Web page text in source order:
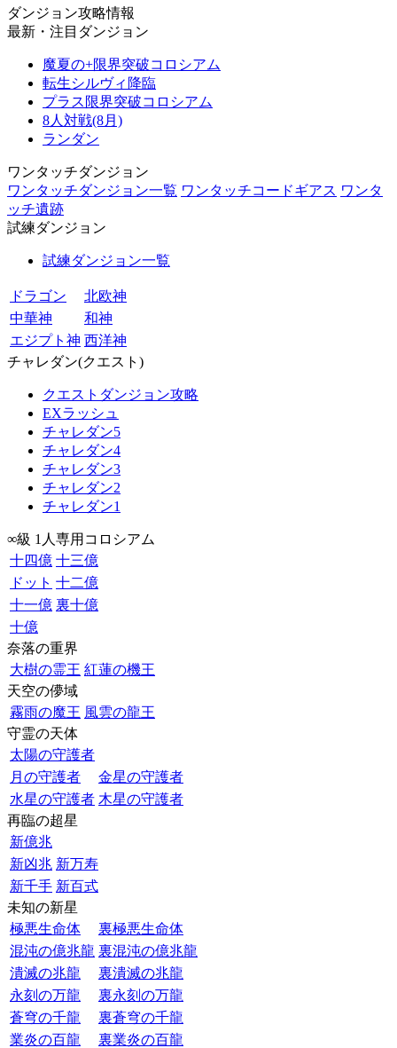
ダンジョン攻略情報
最新・注目ダンジョン
魔夏の+限界突破コロシアム
転生シルヴィ降臨
プラス限界突破コロシアム
8人対戦(8月)
ランダン
ワンタッチダンジョン
ワンタッチダンジョン一覧 ワンタッチコードギアス ワンタ
ッチ遺跡
試練ダンジョン
試練ダンジョン一覧
ドラゴン
北欧神
中華神
和神
エジプト神 西洋神
チャレダン(クエスト)
クエストダンジョン攻略
EXラッシュ
チャレダン5
チャレダン4
チャレダン3
チャレダン2
チャレダン1
∞級 1人専用コロシアム
十四億 十三億
ドット 十二億
十一億 裏十億
十億
奈落の重界
大樹の霊王 紅蓮の機王
天空の儚域
霧雨の魔王 風雲の龍王
守霊の天体
太陽の守護者
月の守護者
金星の守護者
水星の守護者 木星の守護者
再臨の超星
新億兆
新凶兆 新万寿
新千手 新百式
未知の新星
極悪生命体
裏極悪生命体
混沌の億兆龍 裏混沌の億兆龍
潰滅の兆龍
裏潰滅の兆龍
永刻の万龍
裏永刻の万龍
蒼穹の千龍
裏蒼穹の千龍
業炎の百龍
裏業炎の百龍